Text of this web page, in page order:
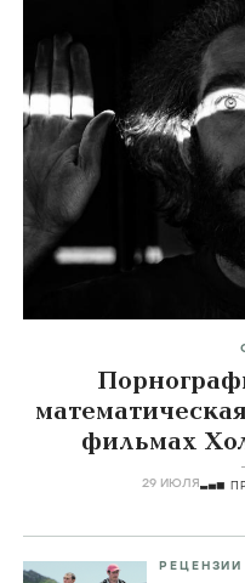
фильмах
29 ИЮЛЯ
РЕЦЕНЗИИ